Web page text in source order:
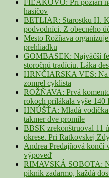
FIĽAKOVO: Pri požiari
hasičov
BETLIAR: Starostku H.
podvodníci. Z obecného
Mesto Rožňava
prehliadku
GOMBASEK: Najväčší
storočnú tradíciu. Láka
HRNČIARSKA VES: Na
zomrel cyklista
ROŽŇAVA: Prvá
rokoch prilákala vyše 140
HNÚŠŤA: Mladá
takmer dve promile
BBSK zrekonštruoval 11
okrese. Pri Ratkovskej
Andrea Predajňová končí
výpoveď
RIMAVSKÁ SOBOTA:
piknik zadarmo, každá